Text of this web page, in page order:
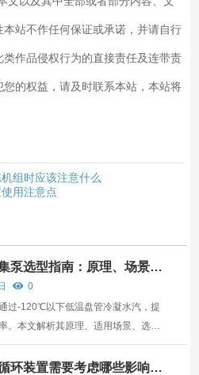
站不作任何保证或承诺，并请自行
作品侵权行为的直接责任及连带责
的权益，请及时联系本站，本站将
组时应该注意什么
用注意点
泵选型指南：原理、场景与
0
过-120℃以下低温盘管冷凝水汽，提
。本文解析其原理、适用场景、选型
能力。
环装置需要考虑哪些影响和